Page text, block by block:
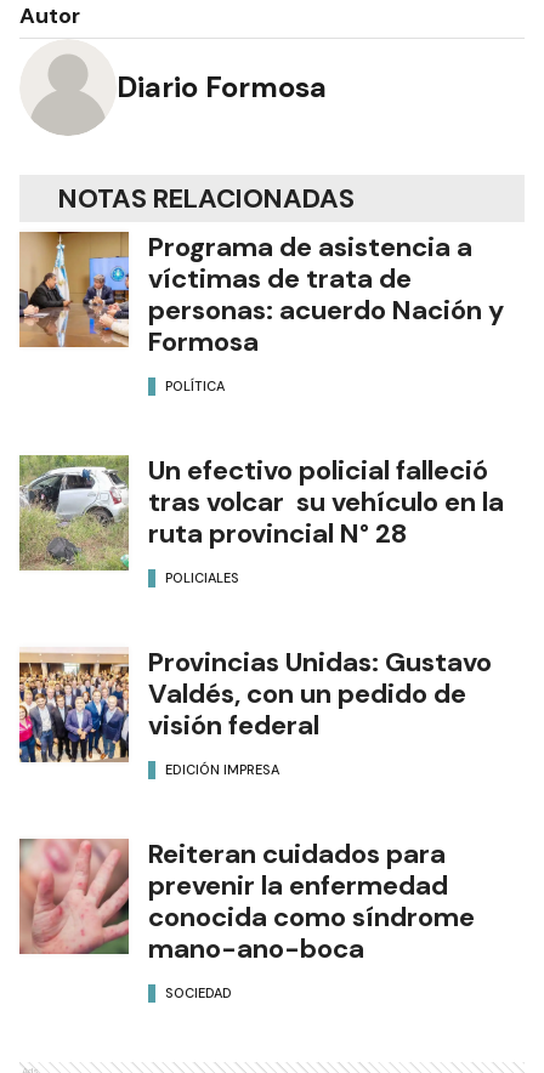
Autor
Diario Formosa
NOTAS RELACIONADAS
Programa de asistencia a
víctimas de trata de
personas: acuerdo Nación y
Formosa
POLÍTICA
Un efectivo policial falleció
tras volcar su vehículo en la
ruta provincial N° 28
POLICIALES
Provincias Unidas: Gustavo
Valdés, con un pedido de
visión federal
EDICIÓN IMPRESA
Reiteran cuidados para
prevenir la enfermedad
conocida como síndrome
mano-ano-boca
SOCIEDAD
Ads